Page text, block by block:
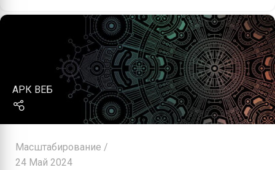
АРК ВЕБ
Масштабирование
24 Май 2024